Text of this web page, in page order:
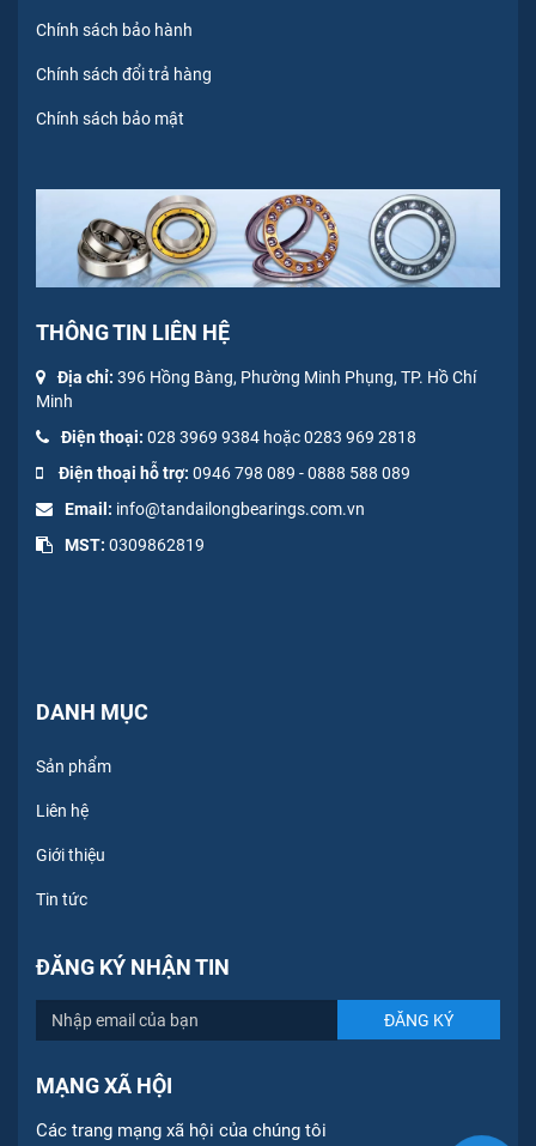
Chính sách bảo hành
Chính sách đổi trả hàng
Chính sách bảo mật
THÔNG TIN LIÊN HỆ
Địa chỉ: 396 Hồng Bàng, Phường Minh Phụng, TP. Hồ Chí
Minh
Điện thoại: 028 3969 9384 hoặc 0283 969 2818
Điện thoại hỗ trợ: 0946 798 089 -0888 588 089
Email: info@tandailongbearings.com.vn
MST: 0309862819
DANH MỤC
Sản phẩm
Liên hệ
Giới thiệu
Tin tức
ĐĂNG KÝ NHẬN TIN
MẠNG XÃ HỘI
Các trang mạng xã hội của chúng tôi